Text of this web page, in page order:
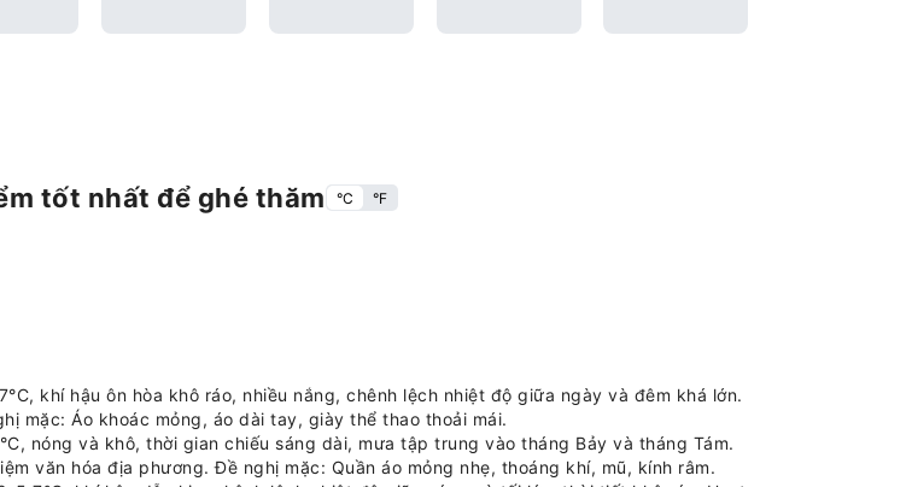
tốt nhất để ghé thăm °C °F
khí hậu ôn hòa khô ráo, nhiều nắng, chênh lệch nhiệt độ giữa ngày và đêm khá lớn.
mặc: Áo khoác mỏng, áo dài tay, giày thể thao thoải mái.
nóng và khô, thời gian chiếu sáng dài, mưa tập trung vào tháng Bảy và tháng Tám.
văn hóa địa phương. Đề nghị mặc: Quần áo mỏng nhẹ, thoáng khí, mũ, kính râm.